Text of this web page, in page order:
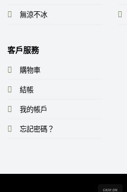
無涼不冰
客戶服務
購物車
結帳
我的帳戶
忘記密碼？